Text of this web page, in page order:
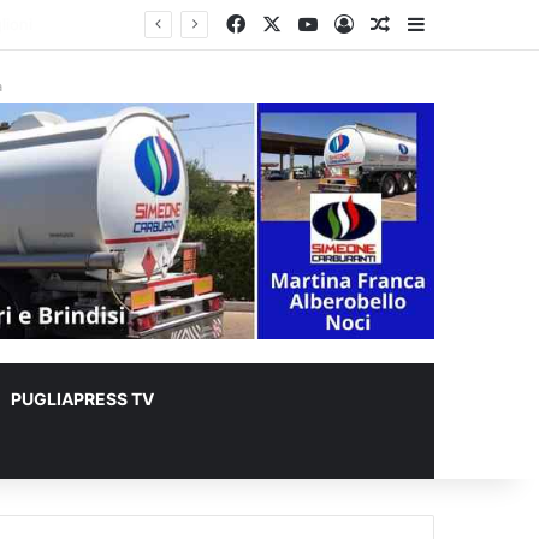
FacebookYou TubeAccediUn articolo a
PUGLIAPRESS TV